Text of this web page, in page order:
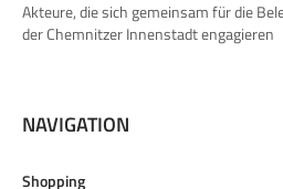
Chemnitz City ist eine Vereinigung
Akteure, die sich gemeinsam für die